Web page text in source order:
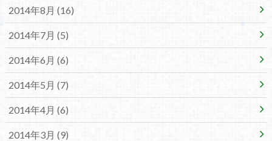
2014年8月 (16)
2014年7月 (5)
2014年6月 (6)
2014年5月 (7)
2014年4月 (6)
2014年3月 (9)